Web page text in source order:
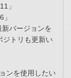
」
バージョンを
ジトリも更新い
ンを使用したい